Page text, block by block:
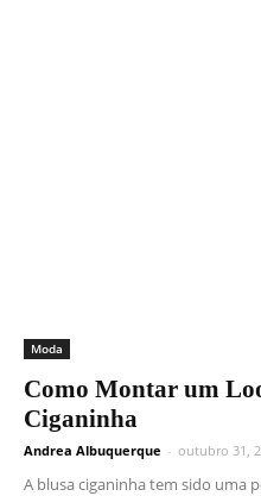
Moda
Como Montar um
Ciganinha
Andrea Albuquerque - outubro 31,
A blusa ciganinha tem sido uma